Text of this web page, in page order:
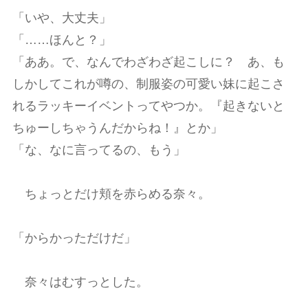
「いや、大丈夫」
「……ほんと？」
「ああ。で、なんでわざわざ起こしに？ あ、も
しかしてこれが噂の、制服姿の可愛い妹に起こさ
れるラッキーイベントってやつか。『起きないと
ちゅーしちゃうんだからね！』とか」
「な、なに言ってるの、もう」
ちょっとだけ頬を赤らめる奈々。
「からかっただけだ」
奈々はむすっとした。